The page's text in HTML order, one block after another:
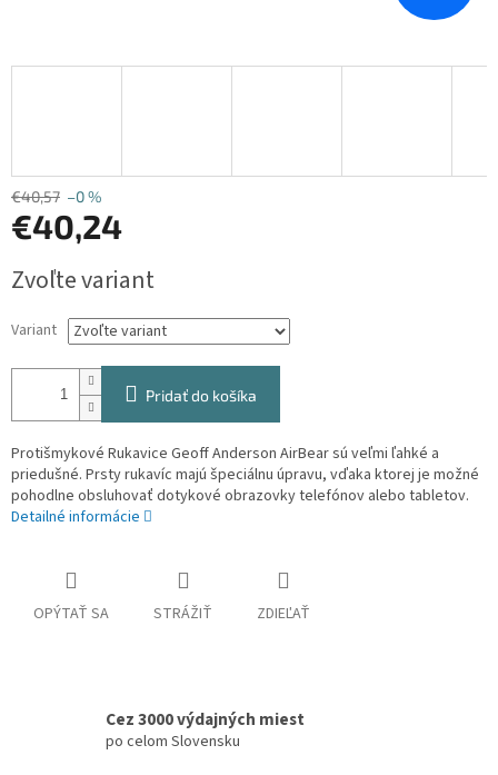
€40,57 –0 %
€40,24
cena:
Zvoľte variant
Variant
Pridať do košíka
Protišmykové Rukavice Geoff Anderson AirBear sú veľmi ľahké a
priedušné. Prsty rukavíc majú špeciálnu úpravu, vďaka ktorej je možné
pohodlne obsluhovať dotykové obrazovky telefónov alebo tabletov.
Detailné informácie
OPÝTAŤ SA STRÁŽIŤ ZDIEĽAŤ
Cez 3000 výdajných miest
po celom Slovensku